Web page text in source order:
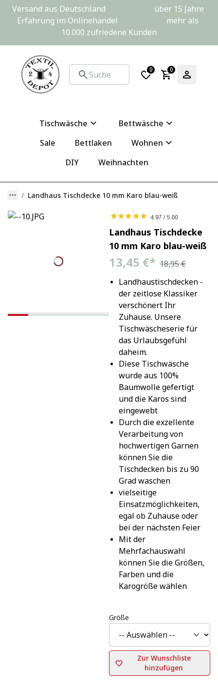
Versand aus Deutschland                         über 15 Jahre
Erfahrung im Onlinehandel                         mehr als
10.000 zufriedene Kunden
0 0
Tischwäsche
Bettwäsche
Sale
Bettlaken
Wohnen
DIY
Weihnachten
Landhaus Tischdecke 10 mm Karo blau-weiß
Landhaus Tischdecke
10 mm Karo blau-weiß
13,45 €* 18,95 €
Landhaustischdecken -
der zeitlose Klassiker
verschönert Ihr
Zuhause. Unsere
Tischwäscheserie für
das Urlaubsgefühl
daheim.
Diese Tischwäsche
wurde aus 100%
Baumwolle gefertigt
und die Karos sind
eingewebt
Durch die exzellente
Verarbeitung von
hochwertigen Garnen
können Sie die
Tischdecken bis zu 90
Grad waschen
vielseitige
Einsatzmöglichkeiten,
egal ob Zuhause oder
bei der nächsten Feier
Mit der
Mehrfachauswahl
können Sie die Größen,
Farben und die
Karogröße wählen
Größe
Zur Wunschliste
hinzufügen